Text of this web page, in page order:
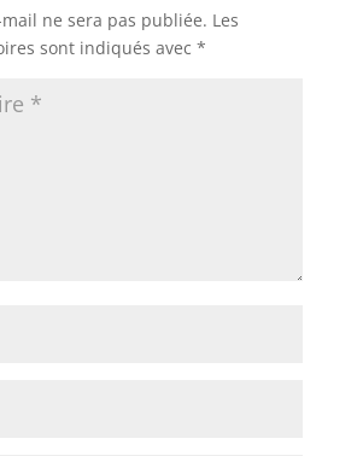
ne sera pas publiée. Les
sont indiqués avec *